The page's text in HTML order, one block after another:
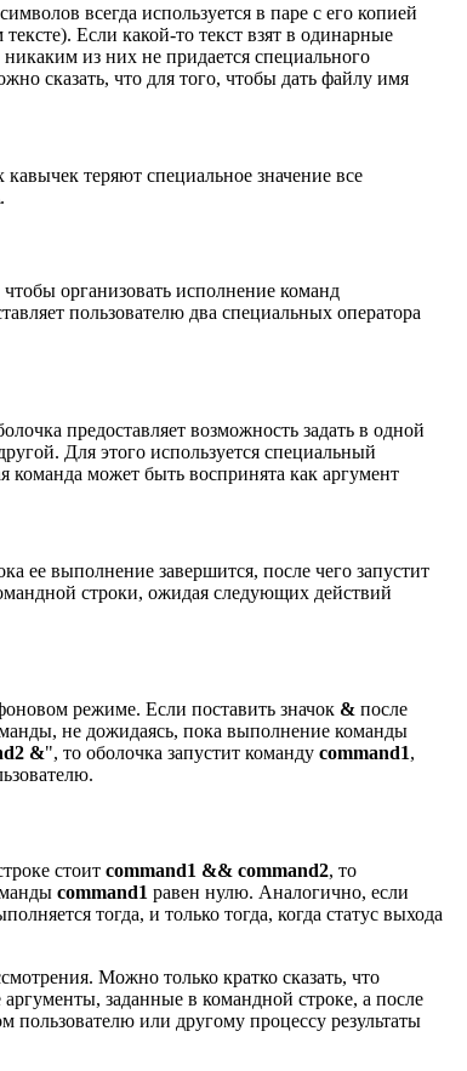
всегда используется в паре с его копией
Если какой-то текст взят в одинарные
из них не придается специального
сказать, что для того, чтобы дать файлу имя
теряют специальное значение все
.
организовать исполнение команд
пользователю два специальных оператора
предоставляет возможность задать в одной
Для этого используется специальный
команда может быть воспринята как аргумент
ее выполнение завершится, после чего запустит
строки, ожидая следующих действий
режиме. Если поставить значок & после
не дожидаясь, пока выполнение команды
&", то оболочка запустит командуcommand1,
стоитcommand1 && command2, то
command1 равен нулю. Аналогично, если
тогда, и только тогда, когда статус выхода
Можно только кратко сказать, что
заданные в командной строке, а после
пользователю или другому процессу результаты